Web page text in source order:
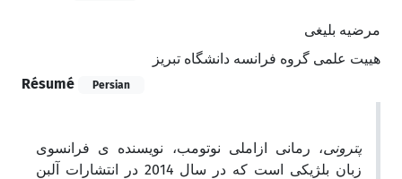
مرضیه بلیغی
هییت علمی گروه فرانسه دانشگاه تبریز
Résumé
Persian
پترونی، رمانی ازاملی نوتومب، نویسنده ی فرانسوی
زبان بلژیکی است که در سال 2014 در انتشارات آلبن